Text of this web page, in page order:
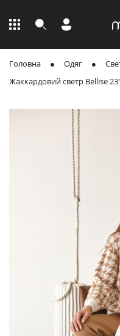
Головна Одяг
Жаккардовий светр Bellise